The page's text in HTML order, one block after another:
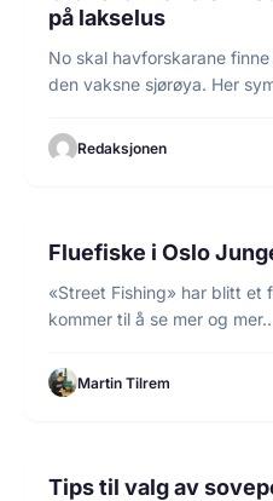
på lakselus
No skal havforskarane
den vaksne sjørøya. Her
Redaksjonen
FLUEFISKE
Fluefiske i Oslo
«Street Fishing» har blitt et
kommer til å se mer og
Martin Tilrem
NYHETER
Tips til valg av